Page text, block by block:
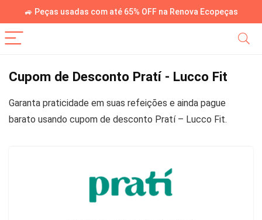
🚙 Peças usadas com até 65% OFF na Renova Ecopeças
Cupom de Desconto Pratí - Lucco Fit
Garanta praticidade em suas refeições e ainda pague
barato usando cupom de desconto Pratí – Lucco Fit.